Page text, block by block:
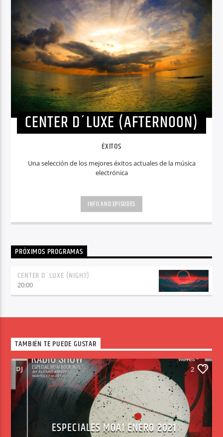
CENTER D´LUXE (AFTERNOON)
ÉXITOS
Una selección de los mejores éxitos actuales de la música
electrónica
INFO AND EPISODES
PRÓXIMOS PROGRAMAS
CENTER D´LUXE (NIGHT)
20:00
TAMBIÉN TE PUEDE GUSTAR
DJ 2
ESPECIALES MOAI ENERO 2021